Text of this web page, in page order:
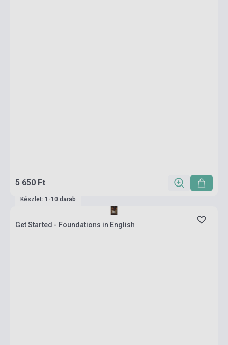
5 650 Ft
Készlet: 1-10 darab
Get Started - Foundations in English